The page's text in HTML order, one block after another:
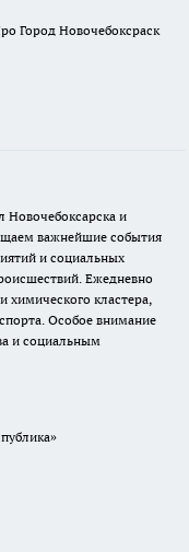
Город Новочебоксраск
и
важнейшие события
и социальных
Ежедневно
химического кластера,
Особое внимание
и социальным